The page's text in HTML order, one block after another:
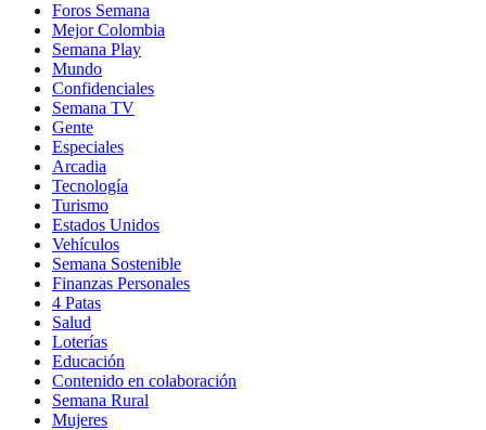
Foros Semana
Mejor Colombia
Semana Play
Mundo
Confidenciales
Semana TV
Gente
Especiales
Arcadia
Tecnología
Turismo
Estados Unidos
Vehículos
Semana Sostenible
Finanzas Personales
4 Patas
Salud
Loterías
Educación
Contenido en colaboración
Semana Rural
Mujeres